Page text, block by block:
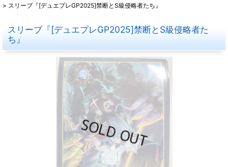
> スリーブ『[デュエプレGP2025]禁断とS級侵略者たち』
スリーブ『[デュエプレGP2025]禁断とS級侵略者た
ち』